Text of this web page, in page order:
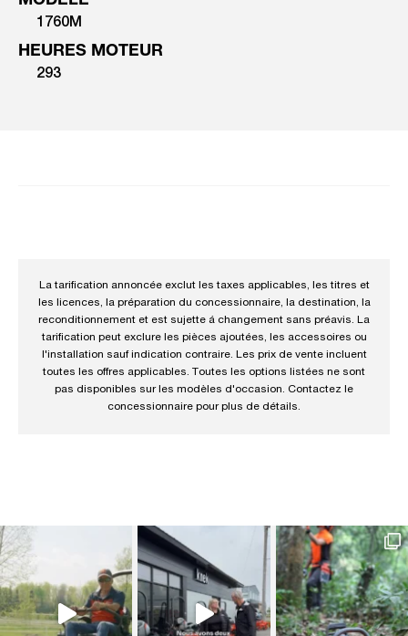
1760M
HEURES MOTEUR
293
La tarification annoncée exclut les taxes applicables, les titres et
les licences, la préparation du concessionnaire, la destination, la
reconditionnement et est sujette á changement sans préavis. La
tarification peut exclure les pièces ajoutées, les accessoires ou
l'installation sauf indication contraire. Les prix de vente incluent
toutes les offres applicables. Toutes les options listées ne sont
pas disponibles sur les modèles d'occasion. Contactez le
concessionnaire pour plus de détails.